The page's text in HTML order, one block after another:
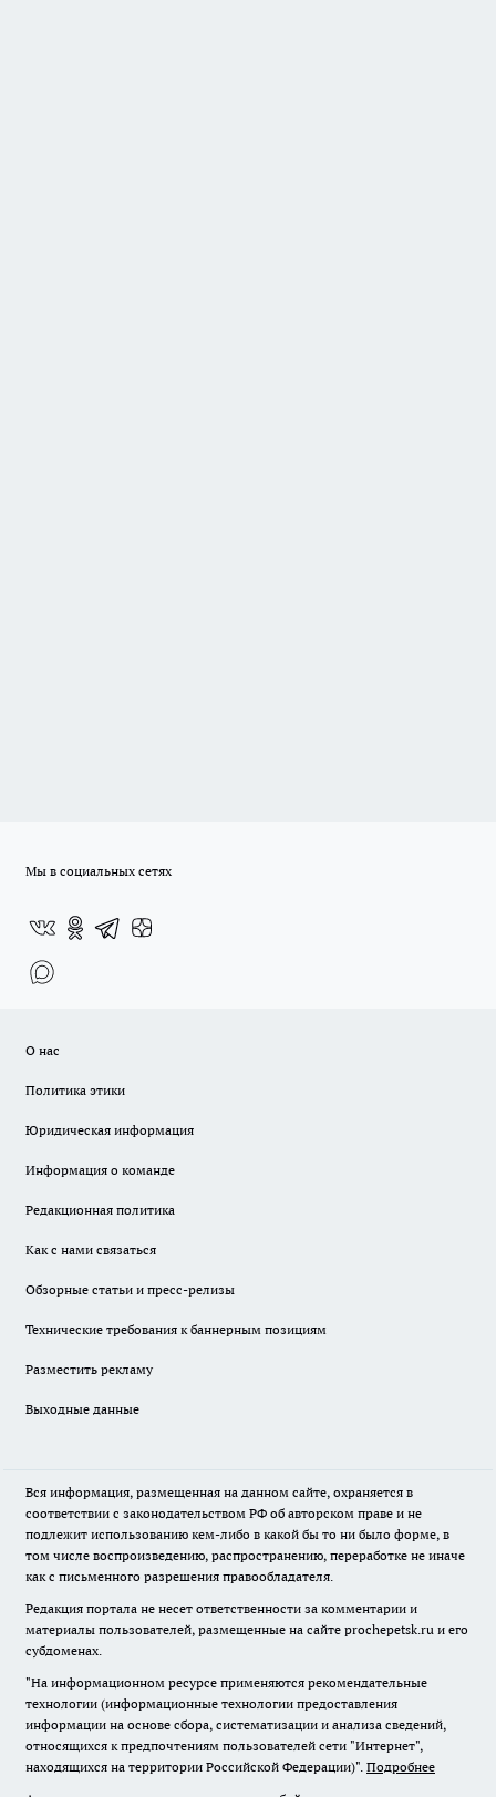
Мы в социальных сетях
О нас
Политика этики
Юридическая информация
Информация о команде
Редакционная политика
Как с нами связаться
Обзорные статьи и пресс-релизы
Технические требования к баннерным позициям
Разместить рекламу
Выходные данные
Вся информация, размещенная на данном сайте, охраняется в
соответствии с законодательством РФ об авторском праве и не
подлежит использованию кем-либо в какой бы то ни было форме, в
том числе воспроизведению, распространению, переработке не иначе
как с письменного разрешения правообладателя.
Редакция портала не несет ответственности за комментарии и
материалы пользователей, размещенные на сайте prochepetsk.ru и его
субдоменах.
"На информационном ресурсе применяются рекомендательные
технологии (информационные технологии предоставления
информации на основе сбора, систематизации и анализа сведений,
относящихся к предпочтениям пользователей сети "Интернет",
находящихся на территории Российской Федерации)". Подробнее